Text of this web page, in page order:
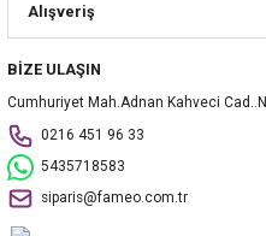
Alışveriş
BİZE ULAŞIN
Cumhuriyet Mah.Adnan Kahveci
0216 451 96 33
5435718583
siparis@fameo.com.tr